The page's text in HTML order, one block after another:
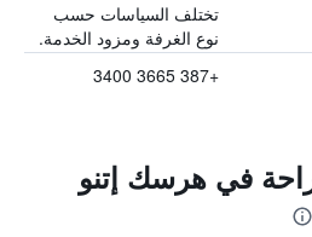
تختلف السياسات حسب
نوع الغرفة ومزود الخدمة.
+387 3665 3400
في هرسك إتنو